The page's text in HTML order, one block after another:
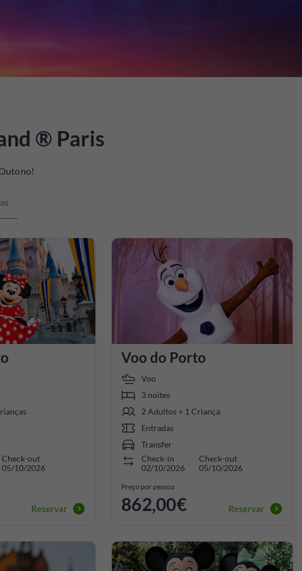
® Paris
Check-out
05/10/2026
Reservar
Voo do Porto
Voo
3 noites
2 Adultos + 1 Criança
Entradas
Transfer
Check-in
02/10/2026
Check-out
05/10/2026
Preço por pessoa
862,00€ Reservar